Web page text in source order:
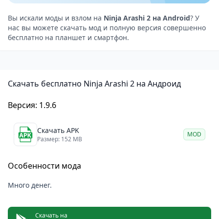
Каждый уровень наполнен врагами, а в конце вас
ждут сложные бои с боссами, которые требуют
особого подхода. Сложность уровней растёт
постепенно, что делает каждый новый этап
Графика в этой игре на Android выполнена в
придаёт ей мрачную и загадочную атмосферу.
Звуковое оформление великолепно подчёркивает
напряжённую обстановку, делая игру более
Ninja Arashi 2 — это напряжённый экшен-
платформер
любителей сложных платформеров, которые ценят
Вы искали моды и взлом на Ninja Arashi 2 на Android? У
нас вы можете скачать мод и полную версия совершенно
бесплатно на планшет и смартфон.
Скачать бесплатно Ninja Arashi 2 на Андроид
Версия: 1.9.6
Скачать APK
Размер: 152 MB
MOD
Особенности мода
Много денег.
Скачать на